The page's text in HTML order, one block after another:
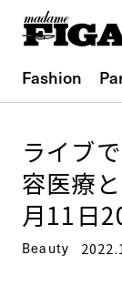
Fashion
ライブ
容医療
月11日
Beauty